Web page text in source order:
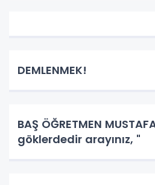
DEMLENMEK!
BAŞ ÖĞRETMEN MUSTAFA
göklerdedir arayınız, "